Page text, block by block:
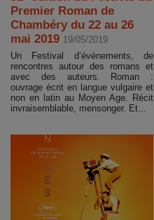
Premier Roman de
Chambéry du 22 au 26
mai 2019 19/05/2019
Un Festival d’événements, de
rencontres autour des romans et
avec des auteurs. Roman :
ouvrage écrit en langue vulgaire et
non en latin au Moyen Age. Récit
invraisemblable, mensonger. Et...